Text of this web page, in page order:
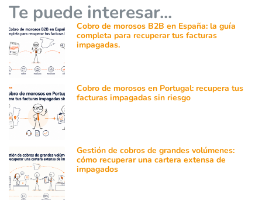
Te puede interesar...
Cobro de morosos B2B en España: la guía
completa para recuperar tus facturas
impagadas.
Cobro de morosos en Portugal: recupera tus
facturas impagadas sin riesgo
Gestión de cobros de grandes volúmenes:
cómo recuperar una cartera extensa de
impagados